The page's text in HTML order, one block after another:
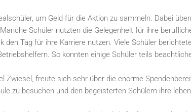
um Geld für die Aktion zu sammeln. Dabei
Schüler nutzten die Gelegenheit für ihre
Tag für ihre Karriere nutzen. Viele Schüler
So konnten einige Schüler teils
freute sich sehr über die enorme
zu besuchen und den begeisterten Schülern ihre